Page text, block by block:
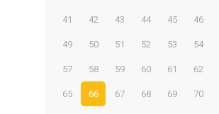
41 42 43 44 45 46
49 50 51 52 53 54
57 58 59 60 61 62
65 66 67 68 69 70